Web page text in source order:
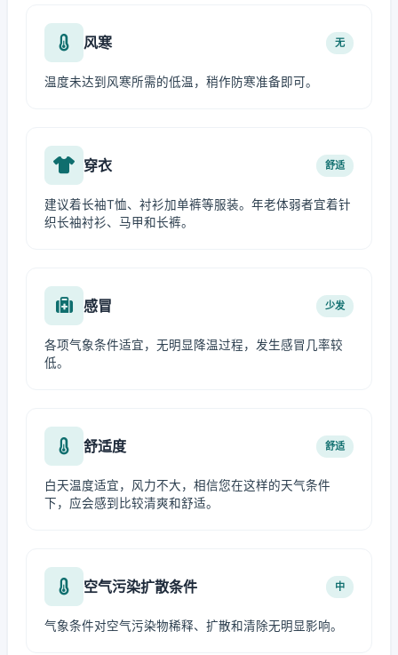
风寒 无
温度未达到风寒所需的低温，稍作防寒准备即可。
穿衣 舒适
建议着长袖T恤、衬衫加单裤等服装。年老体弱者宜着针
织长袖衬衫、马甲和长裤。
感冒 少发
各项气象条件适宜，无明显降温过程，发生感冒几率较
低。
舒适度 舒适
白天温度适宜，风力不大，相信您在这样的天气条件
下，应会感到比较清爽和舒适。
空气污染扩散条件 中
气象条件对空气污染物稀释、扩散和清除无明显影响。